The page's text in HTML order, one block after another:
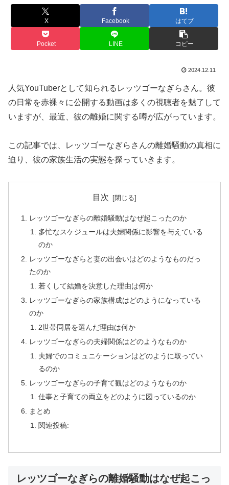
X Facebook はてブ
Pocket LINE コピー
2024.12.11
人気YouTuberとして知られるレッツゴーなぎらさん。彼
の日常を赤裸々に公開する動画は多くの視聴者を魅了して
いますが、最近、彼の離婚に関する噂が広がっています。
この記事では、レッツゴーなぎらさんの離婚騒動の真相に
迫り、彼の家族生活の実態を探っていきます。
目次
レッツゴーなぎらの離婚騒動はなぜ起こったのか
多忙なスケジュールは夫婦関係に影響を与えている
のか
レッツゴーなぎらと妻の出会いはどのようなものだっ
たのか
若くして結婚を決意した理由は何か
レッツゴーなぎらの家族構成はどのようになっている
のか
2世帯同居を選んだ理由は何か
レッツゴーなぎらの夫婦関係はどのようなものか
夫婦でのコミュニケーションはどのように取ってい
るのか
レッツゴーなぎらの子育て観はどのようなものか
仕事と子育ての両立をどのように図っているのか
まとめ
関連投稿:
レッツゴーなぎらの離婚騒動はなぜ起こっ